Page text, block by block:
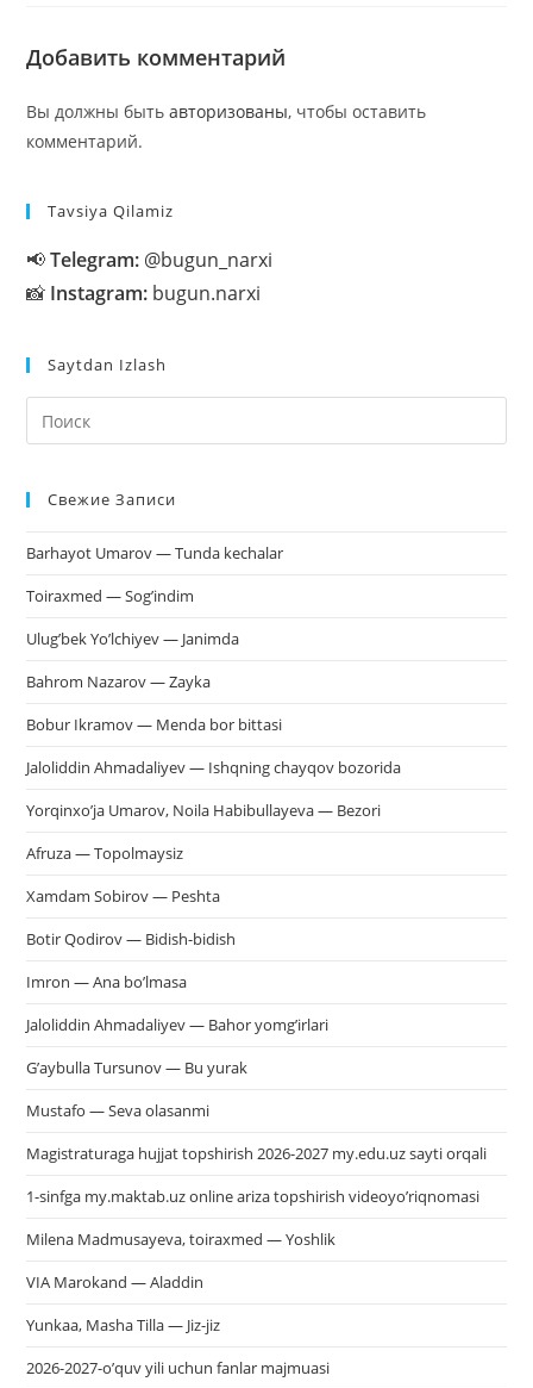
Добавить комментарий
Вы должны бытьавторизованы, чтобы оставить
комментарий.
Tavsiya Qilamiz
📢Telegram: @bugun_narxi
📸 Instagram: bugun.narxi
Saytdan Izlash
Свежие Записи
Barhayot Umarov — Tunda kechalar
Toiraxmed — Sog’indim
Ulug’bek Yo’lchiyev — Janimda
Bahrom Nazarov — Zayka
Bobur Ikramov — Menda bor bittasi
Jaloliddin Ahmadaliyev — Ishqning chayqov bozorida
Yorqinxo’ja Umarov, Noila Habibullayeva — Bezori
Afruza — Topolmaysiz
Xamdam Sobirov — Peshta
Botir Qodirov — Bidish-bidish
Imron — Ana bo’lmasa
Jaloliddin Ahmadaliyev — Bahor yomg’irlari
G’aybulla Tursunov — Bu yurak
Mustafo — Seva olasanmi
Magistraturaga hujjat topshirish 2026-2027 my.edu.uz sayti orqali
1-sinfga my.maktab.uz online ariza topshirish videoyo’riqnomasi
Milena Madmusayeva, toiraxmed — Yoshlik
VIA Marokand — Aladdin
Yunkaa, Masha Tilla — Jiz-jiz
2026-2027-o’quv yili uchun fanlar majmuasi